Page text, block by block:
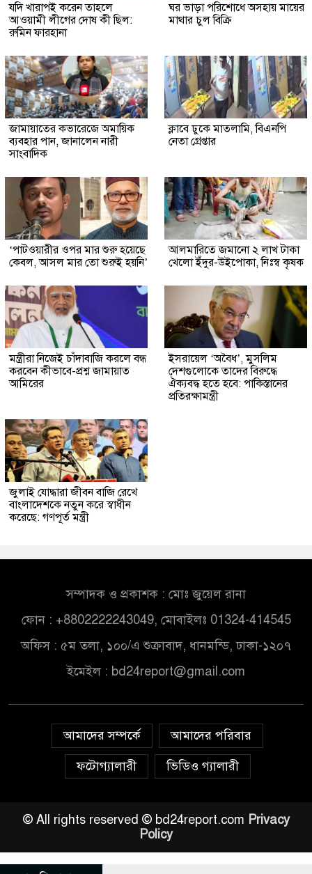
যদি খারাপই করেন তাহলে
আওয়ামী লীগের দোষ কী ছিল:
রুমিন ফারহানা
ঘর ভাড়া পরিশোধে অসহায় মায়ের
মাথার চুল বিক্রি
জামায়াতের কভারেজে অমায়িক
ব্যবহার পান, জানালেন নারী
সাংবাদিক
ক্লাবে ঢুকে মাতলামি, বিএনপি
নেতা গ্রেপ্তার
‘পাটওয়ারীর ওপর মার শুরু হয়েছে
কেবল, আসল মার তো শুরুই হয়নি’
আলমারিতে জমানো ২ লাখ টাকা
খেলো ইঁদুর-উইপোকা, নিঃস্ব কৃষক
মন্ত্রীরা নিজেই চাঁদাবাজি করলে বন্ধ
করবেন কীভাবে-প্রশ্ন জামায়াত
আমিরের
ইসরায়েল ‘অবৈধ’, মুসলিম
দেশগুলোকে তাদের বিরুদ্ধে
ঐক্যবদ্ধ হতে হবে: পাকিস্তানের
প্রতিরক্ষামন্ত্রী
জুলাই যোদ্ধারা জীবন বাজি রেখে
বাংলাদেশকে নতুন করে স্বাধীন
করেছে: গণপূর্ত মন্ত্রী
সম্পাদক ও প্রকাশক : মোঃ জুয়েল রানা
ফোন : +8802222243049, মোবাইলঃ 01324-414545
অফিস : ৫ম তলা, ১০০/এ শুক্রাবাদ, ধানমন্ডি, ঢাকা-১২০৭
ইমেইল : bd24report@gmail.com
আমাদের সম্পর্কে
আমাদের পরিবার
ফটোগ্যালারী
ভিডিও গ্যালারী
© All rights reserved © bd24report.com Privacy
Policy